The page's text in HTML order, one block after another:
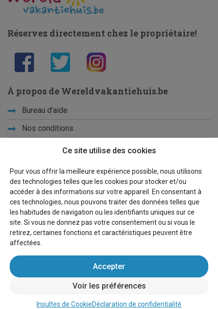
Ce site utilise des cookies
Pour vous offrir la meilleure expérience possible, nous utilisons
des technologies telles que les cookies pour stocker et/ou
accéder à des informations sur votre appareil. En consentant à
ces technologies, nous pouvons traiter des données telles que
les habitudes de navigation ou les identifiants uniques sur ce
site. Si vous ne donnez pas votre consentement ou si vous le
retirez, certaines fonctions et caractéristiques peuvent être
affectées.
Accepter
Voir les préférences
Insultes de CookieDéclaration de confidentialité
Réservez directement chez le propriétaire!
À propos de Wereldvakantiehuis.be
Bureau d'aide
Nos conditions
Vacances d'école
Qui sommes-nous ?
Privacy
Liens
Plan du site